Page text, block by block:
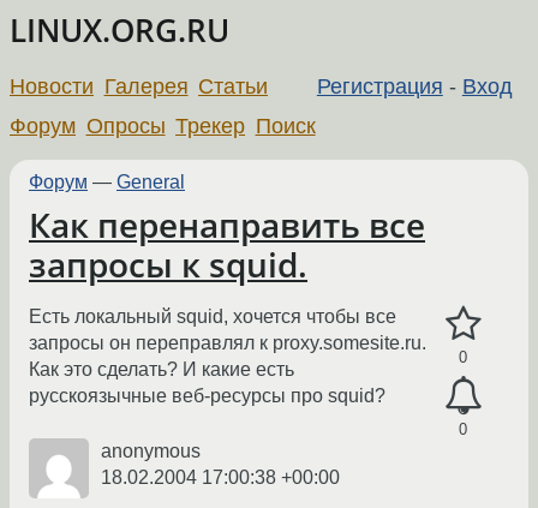
LINUX.ORG.RU
Регистрация - Вход
Новости Галерея Статьи
Форум Опросы Трекер Поиск
Форум — General
Как перенаправить все
запросы к squid.
0
0
Есть локальный squid, хочется чтобы все
запросы он переправлял к proxy.somesite.ru.
Как это сделать? И какие есть
русскоязычные веб-ресурсы про squid?
anonymous
18.02.2004 17:00:38 +00:00